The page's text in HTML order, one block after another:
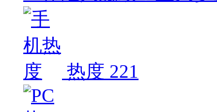
热度 221